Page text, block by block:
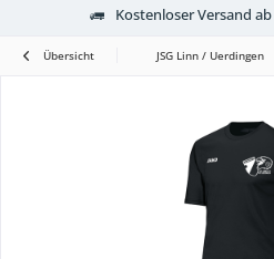
Kostenloser Versand
Übersicht JSG Linn / Uerdingen